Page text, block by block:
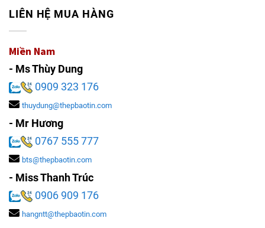
LIÊN HỆ MUA HÀNG
Miền Nam
- Ms Thùy Dung
0909 323 176
thuydung@thepbaotin.com
- Mr Hương
0767 555 777
bts@thepbaotin.com
- Miss Thanh Trúc
0906 909 176
hangntt@thepbaotin.com